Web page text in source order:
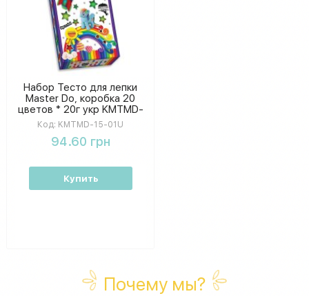
Набор Тесто для лепки
Master Do, коробка 20
цветов * 20г укр KMTMD-
15-01U
Код: KMTMD-15-01U
94.60 грн
Купить
Почему мы?